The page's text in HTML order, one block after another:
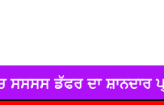
ਤਿੰਨੋ ਮੁਕਾਬਲਿਆਂ ...